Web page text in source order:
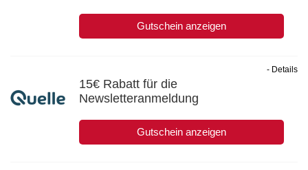
Gutschein anzeigen
15€ Rabatt für die
Newsletteranmeldung
Gutschein anzeigen
- Details